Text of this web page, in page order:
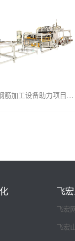
飞宏智能钢筋加工设备助力项目施工建设
飞
飞宏
飞宏